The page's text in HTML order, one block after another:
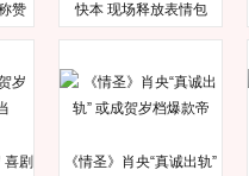
赞
快本 现场释放表情包
喜剧
《情圣》肖央“真诚出轨”